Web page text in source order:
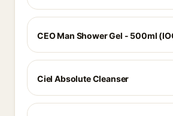
CEO Man Shower Gel - 500ml
Ciel Absolute Cleanser